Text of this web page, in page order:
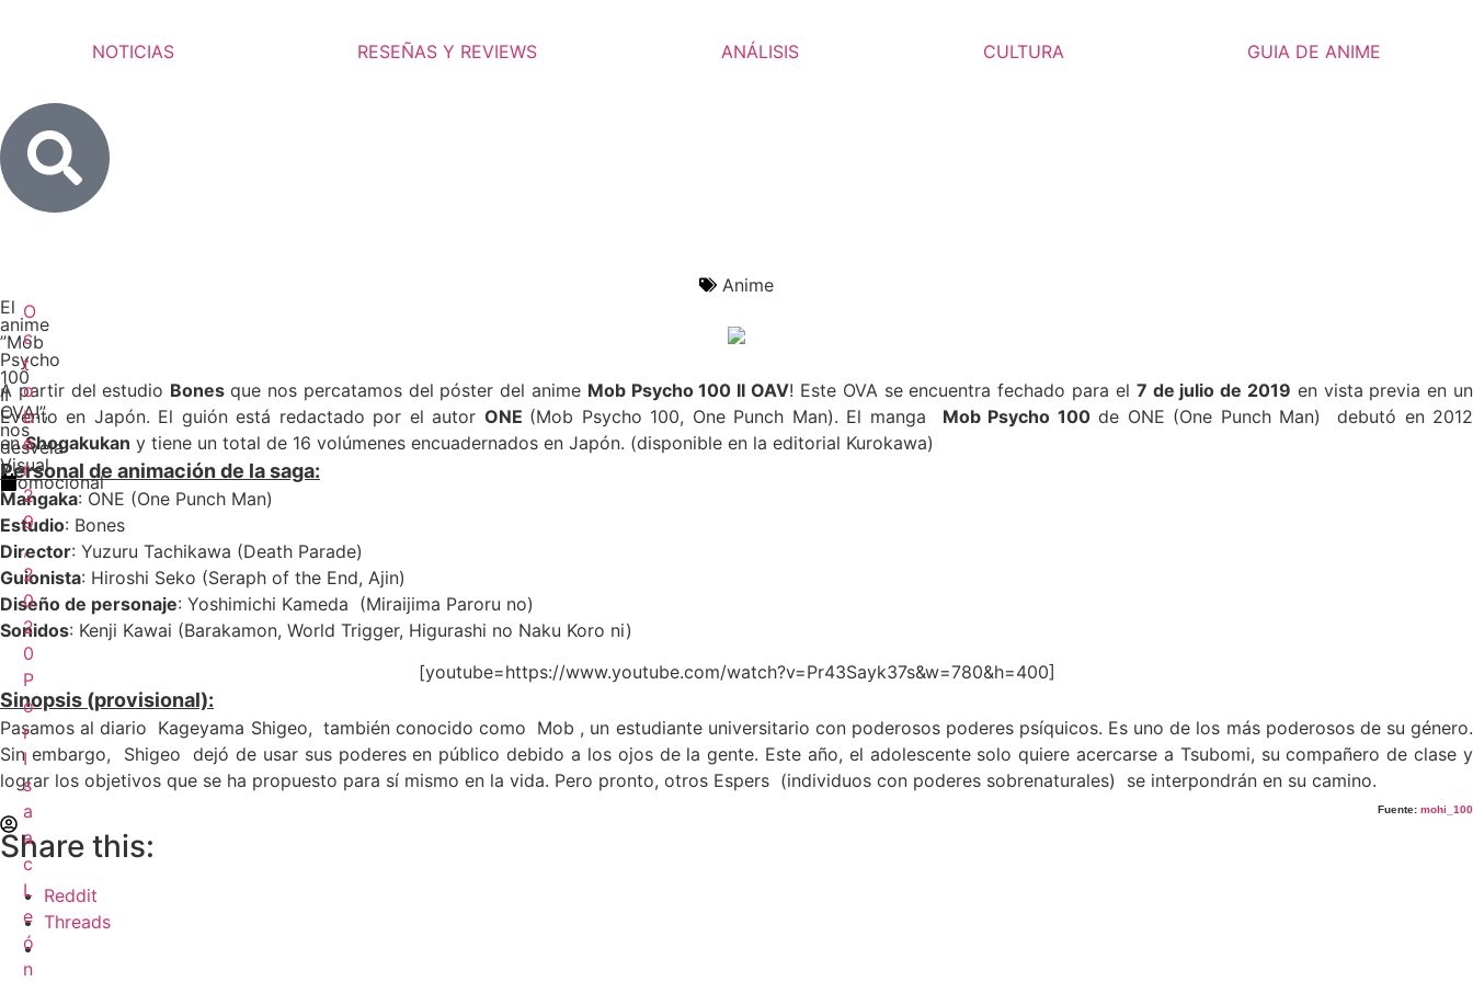
NOTICIAS RESEÑAS Y REVIEWS ANÁLISIS CULTURA GUIA DE ANIME
Anime
El
anime
”Mob
Psycho
100
II
OVA!”,
nos
desvela
Visual
promocional
O
c
t
o
b
e
r
2
9
,
2
0
2
0
P
o
r
I
s
a
a
c
L
e
ó
n
A partir del estudio Bonesque nos percatamos del póster del anime Mob Psycho 100 II OAV! Este OVA se encuentra fechado para el 7 de julio de 2019 en vista previa en un
Evento en Japón. El guión está redactado por el autor ONE (Mob Psycho 100, One Punch Man). El manga Mob Psycho 100 de ONE (One Punch Man)
debutó en 2012
en Shogakukan y tiene un total de 16 volúmenes encuadernados en Japón. (disponible en la editorial Kurokawa)
Personal de animación de la saga:
Mangaka: ONE (One Punch Man)
Estudio: Bones
Director: Yuzuru Tachikawa (Death Parade)
Guionista: Hiroshi Seko (Seraph of the End, Ajin)
Diseño de personaje: Yoshimichi Kameda (Miraijima Paroru no)
Sonidos: Kenji Kawai (Barakamon, World Trigger, Higurashi no Naku Koro ni)
[youtube=https://www.youtube.com/watch?v=Pr43Sayk37s&w=780&h=400]
Sinopsis (provisional):
Pasamos al diario Kageyama Shigeo, también conocido como Mob , un estudiante universitario con poderosos poderes psíquicos. Es uno de los más poderosos de su género.
Sin embargo,
Shigeo
dejó de usar sus poderes en público debido a los ojos de la gente. Este año, el adolescente solo quiere acercarse a Tsubomi, su compañero de clase y
lograr los objetivos que se ha propuesto para sí mismo en la vida. Pero pronto, otros Espers (individuos con poderes sobrenaturales) se interpondrán en su camino.
Fuente: mohi_100
Share this:
Reddit
Threads